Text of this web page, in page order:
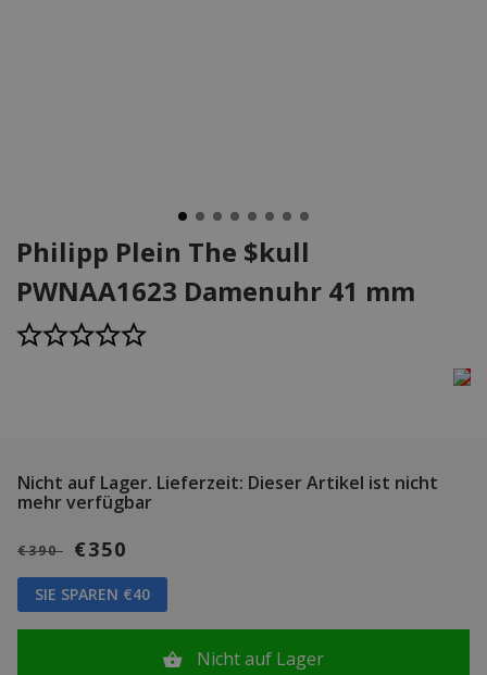
Philipp Plein The $kull
PWNAA1623 Damenuhr 41 mm
Nicht auf Lager. Lieferzeit: Dieser Artikel ist nicht
mehr verfügbar
€390 €350
SIE SPAREN €40
Nicht auf Lager